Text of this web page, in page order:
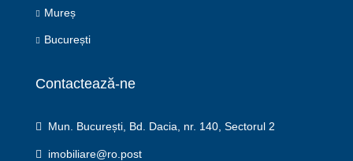
Mureș
București
Contactează-ne
Mun. București, Bd. Dacia, nr. 140, Sectorul 2
imobiliare@ro.post